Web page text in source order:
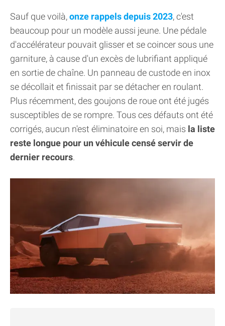
Sauf que voilà,onze rappels depuis 2023, c'est
beaucoup pour un modèle aussi jeune. Une pédale
d'accélérateur pouvait glisser et se coincer sous une
garniture, à cause d'un excès de lubrifiant appliqué
en sortie de chaîne. Un panneau de custode en inox
se décollait et finissait par se détacher en roulant.
Plus récemment, des goujons de roue ont été jugés
susceptibles de se rompre. Tous ces défauts ont été
corrigés, aucun n'est éliminatoire en soi, mais la liste
reste longue pour un véhicule censé servir de
dernier recours.